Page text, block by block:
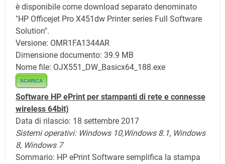
è disponibile come download separato denominato
"HP Officejet Pro X451dw Printer series Full Software
Solution".
Versione: OMR1FA1344AR
Dimensione documento: 39.9 MB
Nome file: OJX551_DW_Basicx64_188.exe
SCARICA
Software HP ePrint per stampanti di rete e connesse
wireless 64bit)
Data di rilascio: 18 settembre 2017
Sistemi operativi: Windows 10,Windows 8.1, Windows
8, Windows 7
Sommario: HP ePrint Software semplifica la stampa